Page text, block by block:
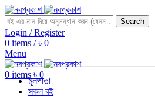
Search
Login / Register
0 items / ৳ 0
Menu
0 items ৳ 0
মূলপাতা
সকল বই